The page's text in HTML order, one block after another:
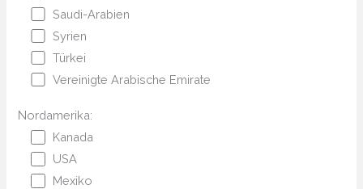
Saudi-Arabien
Syrien
Türkei
Vereinigte Arabische Emirate
Nordamerika:
Kanada
USA
Mexiko